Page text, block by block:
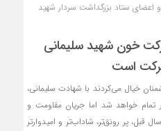
و اعضای ستاد بزرگداشت سردار شهید
خون شهید سلیمانی
است
خیال می‌کردند با شهادت سلیمانی،
تمام خواهد شد اما جریان مقاومت و
قبل، پر رونق‌تر، شاداب‌تر و امیدوارتر